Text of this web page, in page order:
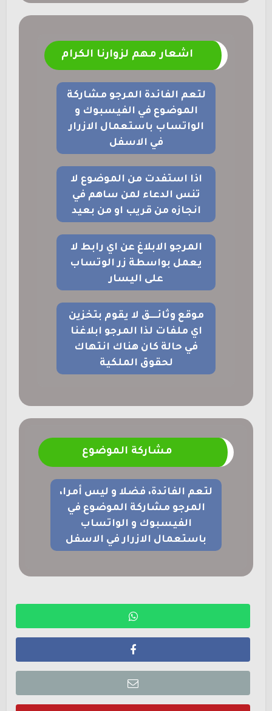
اشعار مهم لزوارنا الكرام
لتعم الفائدة المرجو مشاركة
الموضوع في الفيسبوك و
الواتساب باستعمال الازرار
في الاسفل
اذا استفدت من الموضوع لا
تنس الدعاء لمن ساهم في
انجازه من قريب او من بعيد
المرجو الابلاغ عن اي رابط لا
يعمل بواسطة زر الوتساب
على اليسار
موقع وثائــــق لا يقوم بتخزين
اي ملفات لذا المرجو ابلاغنا
في حالة كان هناك انتهاك
لحقوق الملكية
مشاركة الموضوع
لتعم الفائدة، فضلا و ليس أمرا،
المرجو مشاركة الموضوع في
الفيسبوك و الواتساب
باستعمال الازرار في الاسفل